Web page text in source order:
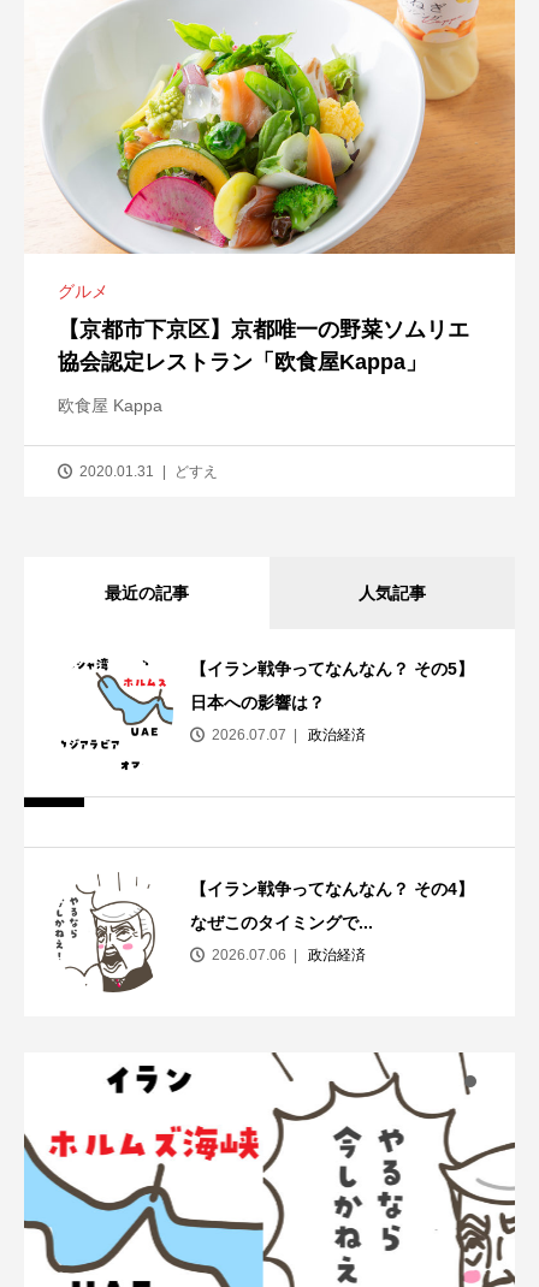
グルメ
【京都市下京区】京都唯一の野菜ソムリエ
協会認定レストラン「欧食屋Kappa」
欧食屋 Kappa
2020.01.31 どすえ
最近の記事 人気記事
【イラン戦争ってなんなん？ その5】
日本への影響は？
2026.07.07 政治経済
【イラン戦争ってなんなん？ その4】
なぜこのタイミングで...
2026.07.06 政治経済